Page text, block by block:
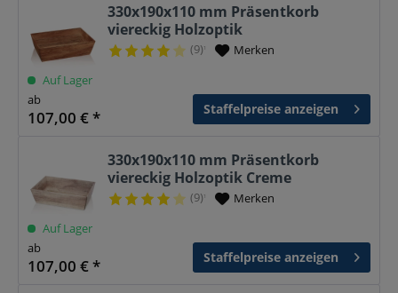
330x190x110 mm Präsentkorb
viereckig Holzoptik
(9)¹ Merken
Auf Lager
ab
107,00 € * Staffelpreise anzeigen
330x190x110 mm Präsentkorb
viereckig Holzoptik Creme
(9)¹ Merken
Auf Lager
ab
107,00 € * Staffelpreise anzeigen